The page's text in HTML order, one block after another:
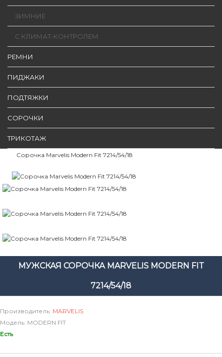
ЗИМНИЕ
С КЛИМАТ-КОНТРОЛЕМ
РЕМНИ
ПИДЖАКИ
ПОДТЯЖКИ
СОРОЧКИ
ТРИКОТАЖ
Сорочка Marvelis Modern Fit 7214/54/18
МУЖСКАЯ СОРОЧКА MARVELIS MODERN FIT
7214/54/18
Производитель: MARVELIS
Модель: MODERN FIT
Есть